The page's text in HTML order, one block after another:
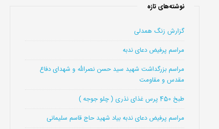
نوشته‌های تازه
گزارش زنگ همدلی
مراسم پرفیض دعای ندبه
مراسم بزرگداشت شهید سید حسن نصرالله و شهدای دفاع
مقدس و مقاومت
طبخ 450 پرس غذای نذری ( چلو جوجه )
مراسم پرفیض دعای ندبه بیاد شهید حاج قاسم سلیمانی